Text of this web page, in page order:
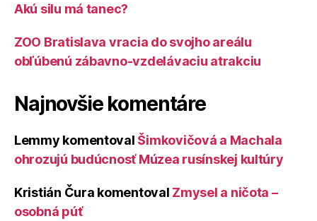
Akú silu má tanec?
ZOO Bratislava vracia do svojho areálu
obľúbenú zábavno-vzdelávaciu atrakciu
Najnovšie komentáre
Lemmy komentoval Šimkovičová a Machala
ohrozujú budúcnosť Múzea rusínskej kultúry
Kristián Čura komentoval Zmysel a ničota –
osobná púť